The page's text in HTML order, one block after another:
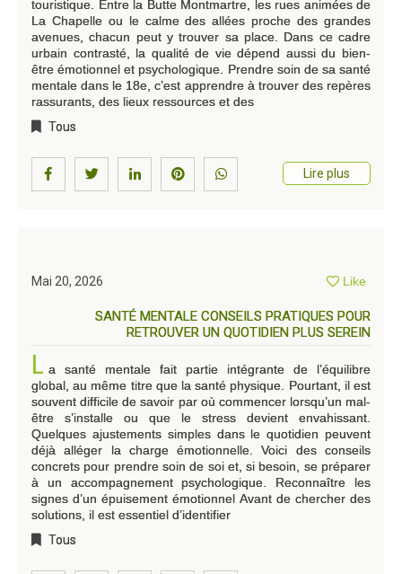
touristique. Entre la Butte Montmartre, les rues animées de
La Chapelle ou le calme des allées proche des grandes
avenues, chacun peut y trouver sa place. Dans ce cadre
urbain contrasté, la qualité de vie dépend aussi du bien-
être émotionnel et psychologique. Prendre soin de sa santé
mentale dans le 18e, c’est apprendre à trouver des repères
rassurants, des lieux ressources et des
Tous
Lire plus
Mai 20, 2026 Like
SANTÉ MENTALE CONSEILS PRATIQUES POUR
RETROUVER UN QUOTIDIEN PLUS SEREIN
L a santé mentale fait partie intégrante de l’équilibre
global, au même titre que la santé physique. Pourtant, il est
souvent difficile de savoir par où commencer lorsqu’un mal-
être s’installe ou que le stress devient envahissant.
Quelques ajustements simples dans le quotidien peuvent
déjà alléger la charge émotionnelle. Voici des conseils
concrets pour prendre soin de soi et, si besoin, se préparer
à un accompagnement psychologique. Reconnaître les
signes d’un épuisement émotionnel Avant de chercher des
solutions, il est essentiel d’identifier
Tous